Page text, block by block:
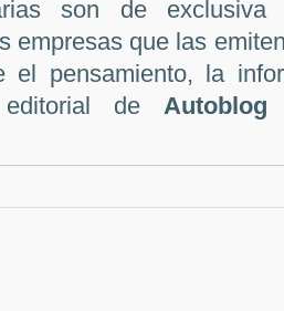
son de exclusiva
empresas que las
el pensamiento, la
de Autoblog